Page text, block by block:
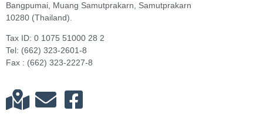
Bangpumai, Muang Samutprakarn, Samutprakarn
10280 (Thailand).
Tax ID: 0 1075 51000 28 2
Tel: (662) 323-2601-8
Fax : (662) 323-2227-8